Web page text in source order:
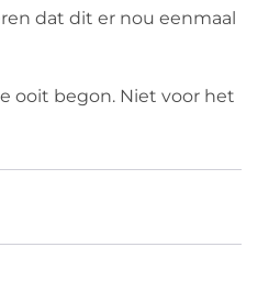
dat dit er nou eenmaal
ooit begon. Niet voor het